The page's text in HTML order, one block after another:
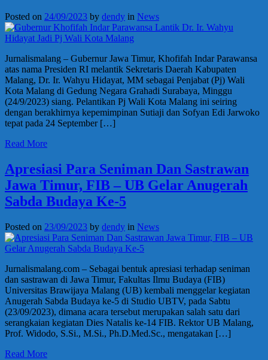
Posted on 24/09/2023 by dendy in News
Jurnalismalang – Gubernur Jawa Timur, Khofifah Indar Parawansa
atas nama Presiden RI melantik Sekretaris Daerah Kabupaten
Malang, Dr. Ir. Wahyu Hidayat, MM sebagai Penjabat (Pj) Wali
Kota Malang di Gedung Negara Grahadi Surabaya, Minggu
(24/9/2023) siang. Pelantikan Pj Wali Kota Malang ini seiring
dengan berakhirnya kepemimpinan Sutiaji dan Sofyan Edi Jarwoko
tepat pada 24 September […]
Read More
Apresiasi Para Seniman Dan Sastrawan
Jawa Timur, FIB – UB Gelar Anugerah
Sabda Budaya Ke-5
Posted on 23/09/2023 by dendy in News
Jurnalismalang.com – Sebagai bentuk apresiasi terhadap seniman
dan sastrawan di Jawa Timur, Fakultas Ilmu Budaya (FIB)
Universitas Brawijaya Malang (UB) kembali menggelar kegiatan
Anugerah Sabda Budaya ke-5 di Studio UBTV, pada Sabtu
(23/09/2023), dimana acara tersebut merupakan salah satu dari
serangkaian kegiatan Dies Natalis ke-14 FIB. Rektor UB Malang,
Prof. Widodo, S.Si., M.Si., Ph.D.Med.Sc., mengatakan […]
Read More